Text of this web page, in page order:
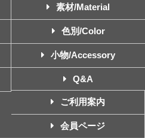
素材/Material
色別/Color
小物/Accessory
Q&A
ご利用案内
会員ページ